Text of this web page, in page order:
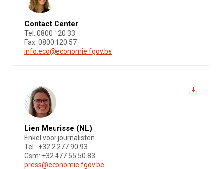
Contact Center
Tel: 0800 120 33
Fax: 0800 120 57
info.eco@economie.fgov.be
Lien Meurisse (NL)
Enkel voor journalisten
Tel.: +32 2 277 90 93
Gsm: +32 477 55 50 83
press@economie.fgov.be